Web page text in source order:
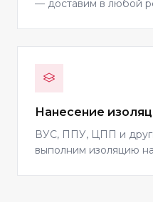
— доставим в любой
Нанесение
ВУС, ППУ, ЦПП и
выполним изоляцию